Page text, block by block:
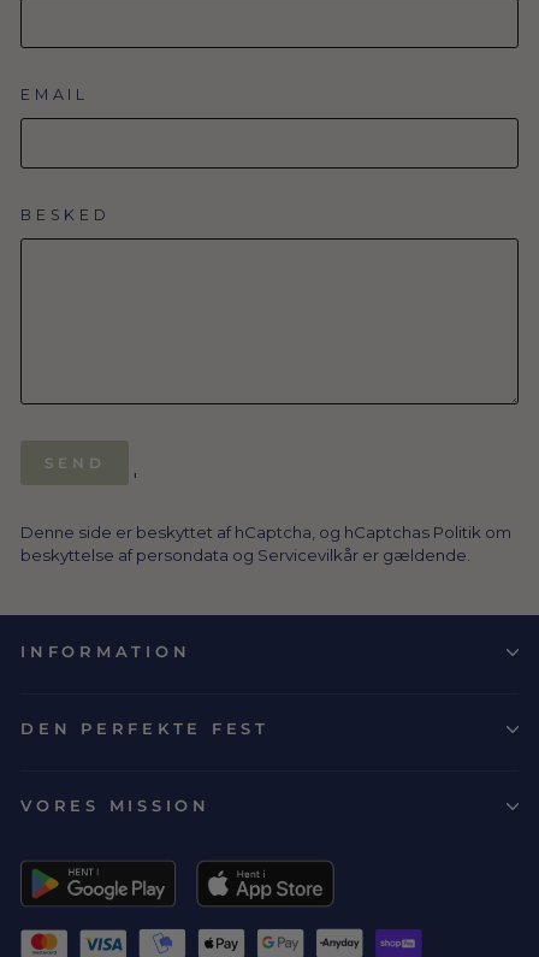
EMAIL
BESKED
SEND
'
Denne side er beskyttet af hCaptcha, og hCaptchas Politik om
beskyttelse af persondata og Servicevilkår er gældende.
INFORMATION
DEN PERFEKTE FEST
VORES MISSION